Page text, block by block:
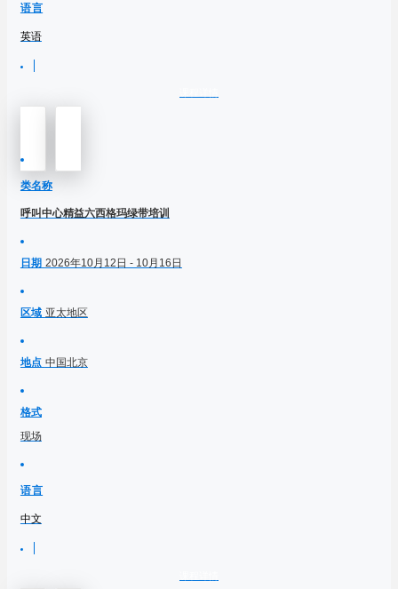
语言
英语
类名称
呼叫中心精益六西格玛绿带培训
日期 2026年10月12日 - 10月16日
区域 亚太地区
地点 中国北京
格式
现场
语言
中文